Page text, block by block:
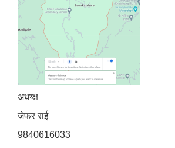
अधय्क्ष
जेफर राई
9840616033